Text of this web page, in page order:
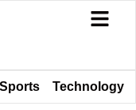
Sports Technology